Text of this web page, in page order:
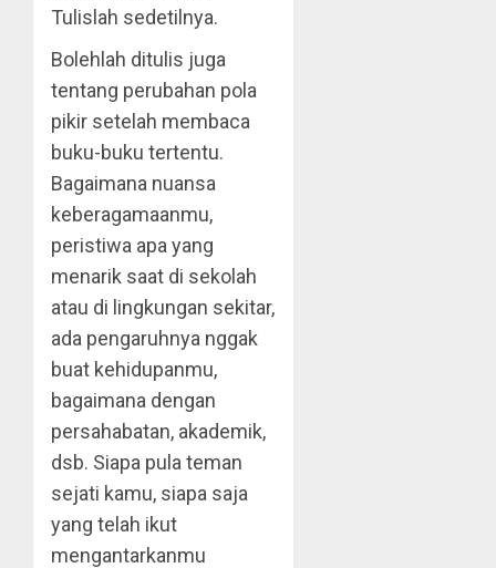
Tulislah sedetilnya.
Bolehlah ditulis juga
tentang perubahan pola
pikir setelah membaca
buku-buku tertentu.
Bagaimana nuansa
keberagamaanmu,
peristiwa apa yang
menarik saat di sekolah
atau di lingkungan sekitar,
ada pengaruhnya nggak
buat kehidupanmu,
bagaimana dengan
persahabatan, akademik,
dsb. Siapa pula teman
sejati kamu, siapa saja
yang telah ikut
mengantarkanmu